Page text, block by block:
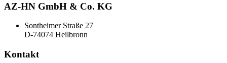
AZ-HN GmbH & Co. KG
Sontheimer Straße 27
D-74074 Heilbronn
Kontakt